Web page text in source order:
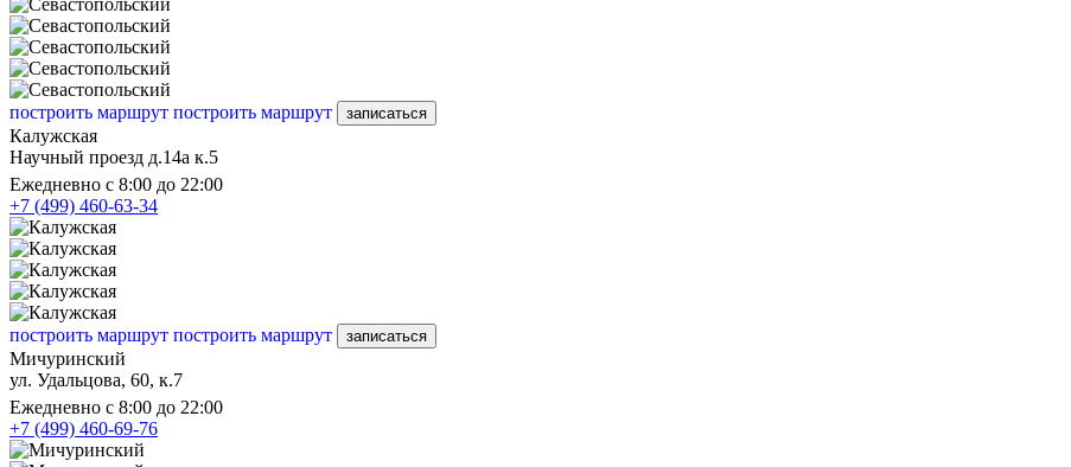
построить маршрут построить маршрут записаться
Калужская
Научный проезд д.14а к.5
Ежедневно с 8:00 до 22:00
+7 (499) 460-63-34
построить маршрут построить маршрут записаться
Мичуринский
ул. Удальцова, 60, к.7
Ежедневно с 8:00 до 22:00
+7 (499) 460-69-76